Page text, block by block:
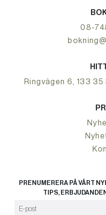
08-
Ringvägen 6, 133
PRENUMERERA PÅ VÅRT
TIPS,